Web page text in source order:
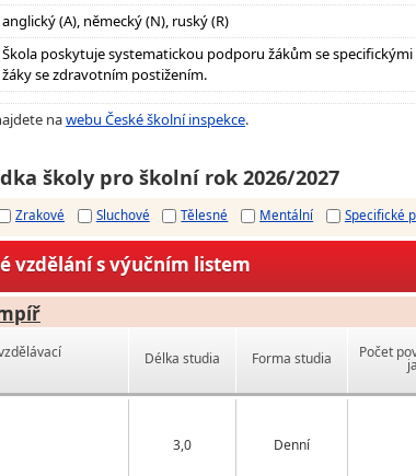
anglický (A), německý (N), ruský (R)
Škola poskytuje systematickou podporu žákům se
žáky se zdravotním postižením.
nawebu České školní inspekce.
školy pro školní rok 2026/2027
Zrakové Sluchové Tělesné Mentální Specifické
vzdělání s výučním listem
Délka studia Forma studia Počet
3,0 Denní